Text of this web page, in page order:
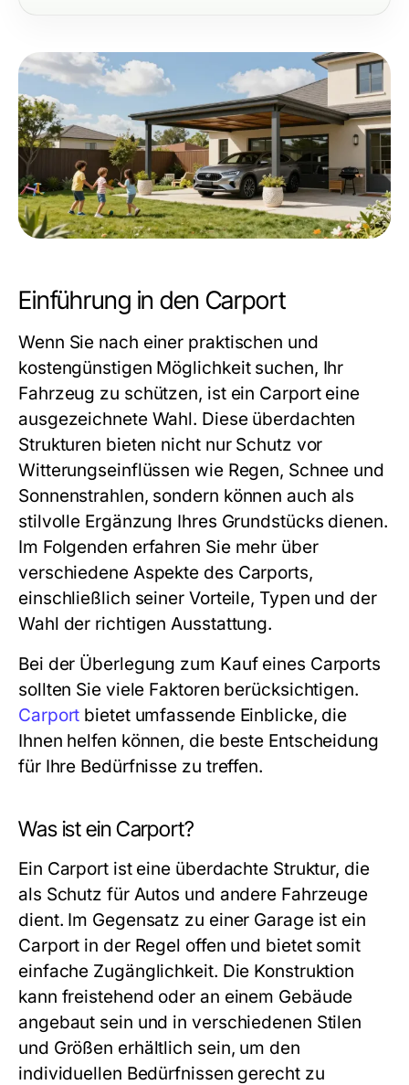
Einführung in den Carport
Wenn Sie nach einer praktischen und
kostengünstigen Möglichkeit suchen, Ihr
Fahrzeug zu schützen, ist ein Carport eine
ausgezeichnete Wahl. Diese überdachten
Strukturen bieten nicht nur Schutz vor
Witterungseinflüssen wie Regen, Schnee und
Sonnenstrahlen, sondern können auch als
stilvolle Ergänzung Ihres Grundstücks dienen.
Im Folgenden erfahren Sie mehr über
verschiedene Aspekte des Carports,
einschließlich seiner Vorteile, Typen und der
Wahl der richtigen Ausstattung.
Bei der Überlegung zum Kauf eines Carports
sollten Sie viele Faktoren berücksichtigen.
Carport bietet umfassende Einblicke, die
Ihnen helfen können, die beste Entscheidung
für Ihre Bedürfnisse zu treffen.
Was ist ein Carport?
Ein Carport ist eine überdachte Struktur, die
als Schutz für Autos und andere Fahrzeuge
dient. Im Gegensatz zu einer Garage ist ein
Carport in der Regel offen und bietet somit
einfache Zugänglichkeit. Die Konstruktion
kann freistehend oder an einem Gebäude
angebaut sein und in verschiedenen Stilen
und Größen erhältlich sein, um den
individuellen Bedürfnissen gerecht zu